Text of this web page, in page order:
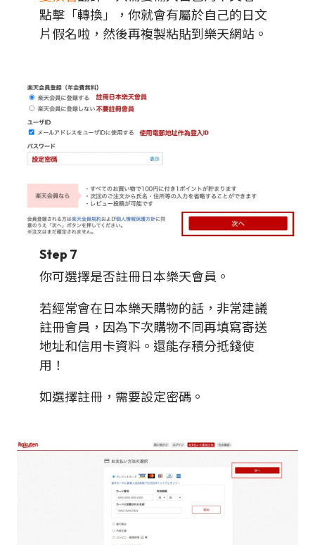
點擊「轉換」，你就會有屬於自己的日文
片假名啦，然後再複製粘貼到樂天網站。
Step 7
你可選擇是否註冊日本樂天會員。
若經常會在日本樂天購物的話，非常建議
註冊會員，因為下次購物不同再填寫寄送
地址和信用卡資料。還能存積分抵錢使
用！
如選擇註冊，需要設定密碼。